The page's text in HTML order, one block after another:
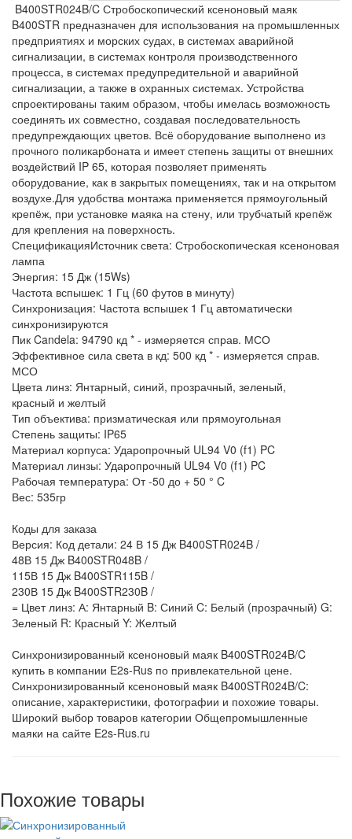
B400STR024B/C Стробоскопический ксеноновый маяк
B400STR предназначен для использования на промышленных
предприятиях и морских судах, в системах аварийной
сигнализации, в системах контроля производственного
процесса, в системах предупредительной и аварийной
сигнализации, а также в охранных системах. Устройства
спроектированы таким образом, чтобы имелась возможность
соединять их совместно, создавая последовательность
предупреждающих цветов. Всё оборудование выполнено из
прочного поликарбоната и имеет степень защиты от внешних
воздействий IP 65, которая позволяет применять
оборудование, как в закрытых помещениях, так и на открытом
воздухе.Для удобства монтажа применяется прямоугольный
крепёж, при установке маяка на стену, или трубчатый крепёж
для крепления на поверхность.
СпецификацияИсточник света: Стробоскопическая ксеноновая
лампа
Энергия: 15 Дж (15Ws)
Частота вспышек: 1 Гц (60 футов в минуту)
Синхронизация: Частота вспышек 1 Гц автоматически
синхронизируются
Пик Candela: 94790 кд * - измеряется справ. МСО
Эффективное сила света в кд: 500 кд * - измеряется справ.
МСО
Цвета линз: Янтарный, синий, прозрачный, зеленый,
красный и желтый
Тип объектива: призматическая или прямоугольная
Степень защиты: IP65
Материал корпуса: Ударопрочный UL94 V0 (f1) PC
Материал линзы: Ударопрочный UL94 V0 (f1) PC
Рабочая температура: От -50 до + 50 ° C
Вес: 535гр
Коды для заказа
Версия: Код детали: 24 В 15 Дж B400STR024B /
48В 15 Дж B400STR048B /
115В 15 Дж B400STR115B /
230В 15 Дж B400STR230B /
= Цвет линз: А: Янтарный B: Синий C: Белый (прозрачный) G:
Зеленый R: Красный Y: Желтый
Синхронизированный ксеноновый маяк B400STR024B/C
купить в компании E2s-Rus по привлекательной цене.
Синхронизированный ксеноновый маяк B400STR024B/C:
описание, характеристики, фотографии и похожие товары.
Широкий выбор товаров категории Общепромышленные
маяки на сайте E2s-Rus.ru
Похожие товары